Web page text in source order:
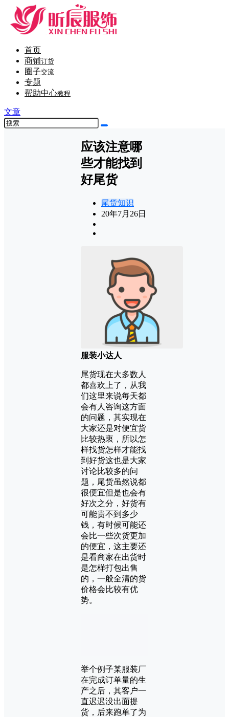
首页
商铺订货
圈子交流
专题
帮助中心教程
文章
应该注意哪
些才能找到
好尾货
尾货知识
20年7月26日
服装小达人
尾货现在大多数人
都喜欢上了，从我
们这里来说每天都
会有人咨询这方面
的问题，其实现在
大家还是对便宜货
比较热衷，所以怎
样找货怎样才能找
到好货这也是大家
讨论比较多的问
题，尾货虽然说都
很便宜但是也会有
好次之分，好货有
可能贵不到多少
钱，有时候可能还
会比一些次货更加
的便宜，这主要还
是看商家在出货时
是怎样打包出售
的，一般全清的货
价格会比较有优
势。
举个例子某服装厂
在完成订单量的生
产之后，其客户一
直迟迟没出面提
货，后来跑单了为